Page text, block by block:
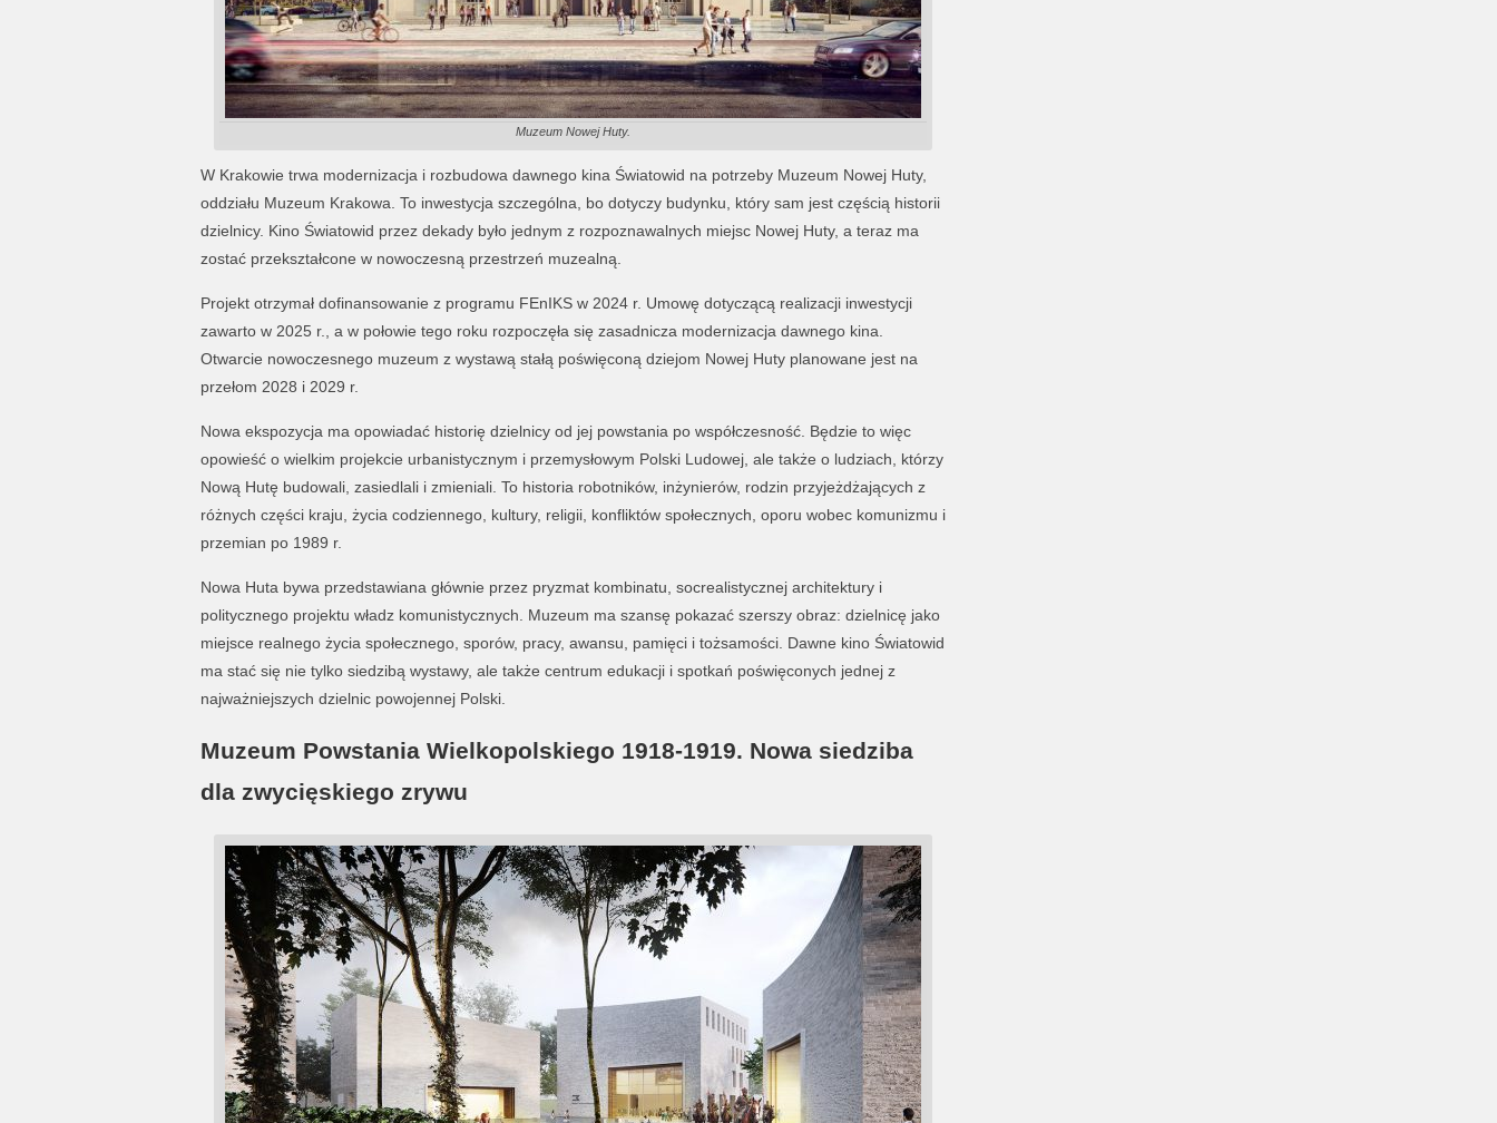
Muzeum Nowej Huty.
W Krakowie trwa modernizacja i rozbudowa dawnego kina Światowid na potrzeby Muzeum Nowej Huty,
oddziału Muzeum Krakowa. To inwestycja szczególna, bo dotyczy budynku, który sam jest częścią historii
dzielnicy. Kino Światowid przez dekady było jednym z rozpoznawalnych miejsc Nowej Huty, a teraz ma
zostać przekształcone w nowoczesną przestrzeń muzealną.
Projekt otrzymał dofinansowanie z programu FEnIKS w 2024 r. Umowę dotyczącą realizacji inwestycji
zawarto w 2025 r., a w połowie tego roku rozpoczęła się zasadnicza modernizacja dawnego kina.
Otwarcie nowoczesnego muzeum z wystawą stałą poświęconą dziejom Nowej Huty planowane jest na
przełom 2028 i 2029 r.
Nowa ekspozycja ma opowiadać historię dzielnicy od jej powstania po współczesność. Będzie to więc
opowieść o wielkim projekcie urbanistycznym i przemysłowym Polski Ludowej, ale także o ludziach, którzy
Nową Hutę budowali, zasiedlali i zmieniali. To historia robotników, inżynierów, rodzin przyjeżdżających z
różnych części kraju, życia codziennego, kultury, religii, konfliktów społecznych, oporu wobec komunizmu i
przemian po 1989 r.
Nowa Huta bywa przedstawiana głównie przez pryzmat kombinatu, socrealistycznej architektury i
politycznego projektu władz komunistycznych. Muzeum ma szansę pokazać szerszy obraz: dzielnicę jako
miejsce realnego życia społecznego, sporów, pracy, awansu, pamięci i tożsamości. Dawne kino Światowid
ma stać się nie tylko siedzibą wystawy, ale także centrum edukacji i spotkań poświęconych jednej z
najważniejszych dzielnic powojennej Polski.
Muzeum Powstania Wielkopolskiego 1918-1919. Nowa siedziba
dla zwycięskiego zrywu